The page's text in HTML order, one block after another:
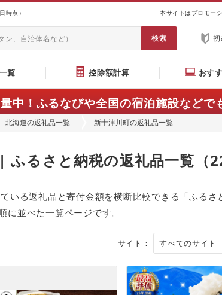
時点） 本サイトはプロモー
覧 控除額計算 おす
中！ ふるなびや全国の宿泊施設などで
北海道の返礼品一覧 新十津川町の返礼品一覧
るさと納税の返礼品一覧（
いる返礼品と寄付金額を横断比較できる「ふるさ
並べた一覧ページです。
サイト：